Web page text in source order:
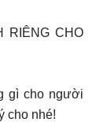
RIÊNG CHO
gì cho người
cho nhé!